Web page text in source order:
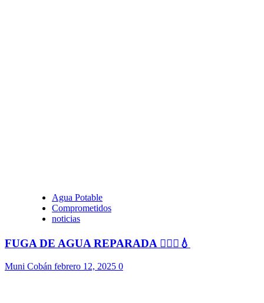
Agua Potable
Comprometidos
noticias
FUGA DE AGUA REPARADA 👷🏻‍♂️💧
Muni Cobán febrero 12, 2025 0